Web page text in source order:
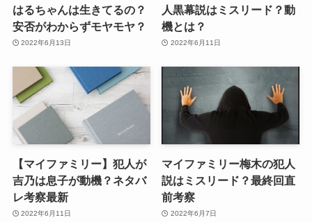
はるちゃんは生きてるの？
安否がわからずモヤモヤ？
2022年6月13日
人黒幕説はミスリード？動
機とは？
2022年6月11日
【マイファミリー】犯人が
吉乃は息子が動機？ネタバ
レ考察最新
2022年6月11日
マイファミリー梅木の犯人
説はミスリード？最終回直
前考察
2022年6月7日